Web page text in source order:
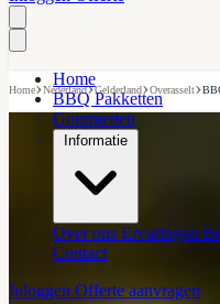
Home
BBQ Pakketten
Gourmetten
Informatie
Over ons Ervaringen
Contact
Inloggen Offerte aanvragen
Home›Nederland›Gelderland›Overasselt›